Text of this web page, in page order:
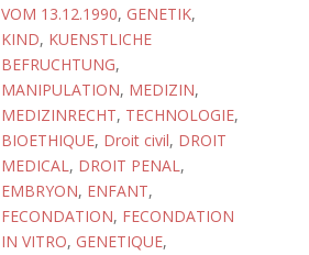
VOM 13.12.1990, GENETIK,
KIND, KUENSTLICHE
BEFRUCHTUNG,
MANIPULATION, MEDIZIN,
MEDIZINRECHT, TECHNOLOGIE,
BIOETHIQUE, Droit civil, DROIT
MEDICAL, DROIT PENAL,
EMBRYON, ENFANT,
FECONDATION, FECONDATION
IN VITRO, GENETIQUE,